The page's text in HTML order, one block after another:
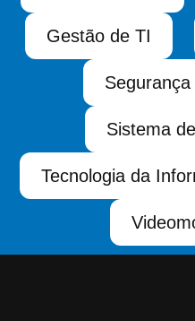
Gestão de TI
Sistema
Tecnologia da